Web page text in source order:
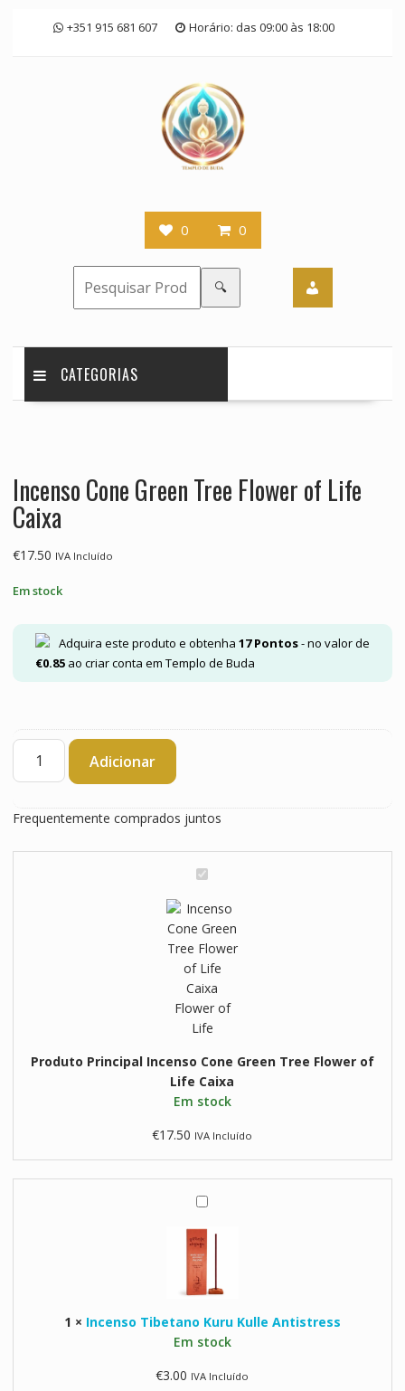
+351 915 681 607 Horário: das 09:00 às 18:00
0 0
🔍
CATEGORIAS
Incenso Cone Green Tree Flower of Life
Caixa
€17.50 IVA Incluído
Em stock
Adquira este produto e obtenha 17Pontos- no valor de
€0.85 ao criar conta em Templo de Buda
Quantidade
Incenso
Cone
Green
Adicionar
Frequentemente comprados juntos
I
c
e
n
s
o
C
o
n
e
G
e
T
r
e
e
F
l
w
e
r
Produto Principal Incenso Cone Green Tree Flower of
Life Caixa
Em stock
€17.50 IVA Incluído
I
c
e
n
o
T
b
1 × Incenso Tibetano Kuru Kulle Antistress
Em stock
€3.00 IVA Incluído